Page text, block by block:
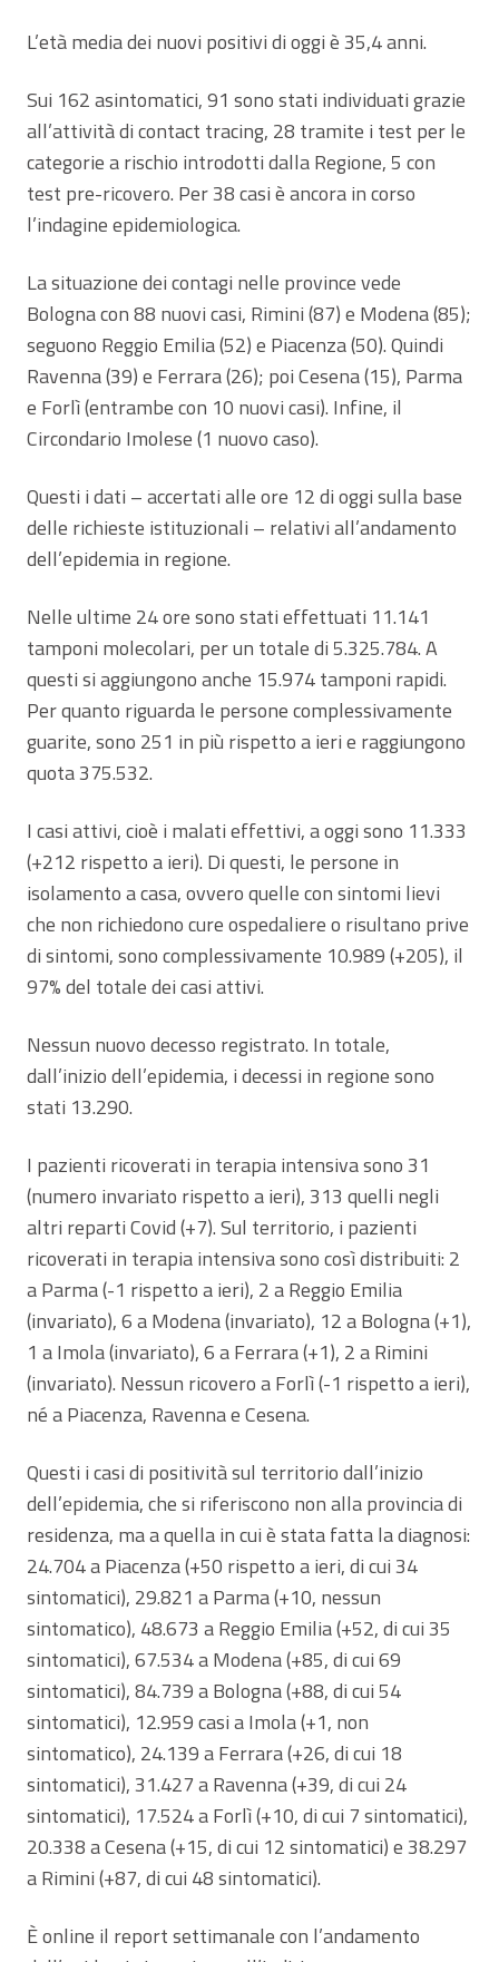
L’età media dei nuovi positivi di oggi è 35,4 anni.
Sui 162 asintomatici, 91 sono stati individuati grazie
all’attività di contact tracing, 28 tramite i test per le
categorie a rischio introdotti dalla Regione, 5 con
test pre-ricovero. Per 38 casi è ancora in corso
l’indagine epidemiologica.
La situazione dei contagi nelle province vede
Bologna con 88 nuovi casi, Rimini (87) e Modena (85);
seguono Reggio Emilia (52) e Piacenza (50). Quindi
Ravenna (39) e Ferrara (26); poi Cesena (15), Parma
e Forlì (entrambe con 10 nuovi casi). Infine, il
Circondario Imolese (1 nuovo caso).
Questi i dati – accertati alle ore 12 di oggi sulla base
delle richieste istituzionali – relativi all’andamento
dell’epidemia in regione.
Nelle ultime 24 ore sono stati effettuati 11.141
tamponi molecolari, per un totale di 5.325.784. A
questi si aggiungono anche 15.974 tamponi rapidi.
Per quanto riguarda le persone complessivamente
guarite, sono 251 in più rispetto a ieri e raggiungono
quota 375.532.
I casi attivi, cioè i malati effettivi, a oggi sono 11.333
(+212 rispetto a ieri). Di questi, le persone in
isolamento a casa, ovvero quelle con sintomi lievi
che non richiedono cure ospedaliere o risultano prive
di sintomi, sono complessivamente 10.989 (+205), il
97% del totale dei casi attivi.
Nessun nuovo decesso registrato. In totale,
dall’inizio dell’epidemia, i decessi in regione sono
stati 13.290.
I pazienti ricoverati in terapia intensiva sono 31
(numero invariato rispetto a ieri), 313 quelli negli
altri reparti Covid (+7). Sul territorio, i pazienti
ricoverati in terapia intensiva sono così distribuiti: 2
a Parma (-1 rispetto a ieri), 2 a Reggio Emilia
(invariato), 6 a Modena (invariato), 12 a Bologna (+1),
1 a Imola (invariato), 6 a Ferrara (+1), 2 a Rimini
(invariato). Nessun ricovero a Forlì (-1 rispetto a ieri),
né a Piacenza, Ravenna e Cesena.
Questi i casi di positività sul territorio dall’inizio
dell’epidemia, che si riferiscono non alla provincia di
residenza, ma a quella in cui è stata fatta la diagnosi:
24.704 a Piacenza (+50 rispetto a ieri, di cui 34
sintomatici), 29.821 a Parma (+10, nessun
sintomatico), 48.673 a Reggio Emilia (+52, di cui 35
sintomatici), 67.534 a Modena (+85, di cui 69
sintomatici), 84.739 a Bologna (+88, di cui 54
sintomatici), 12.959 casi a Imola (+1, non
sintomatico), 24.139 a Ferrara (+26, di cui 18
sintomatici), 31.427 a Ravenna (+39, di cui 24
sintomatici), 17.524 a Forlì (+10, di cui 7 sintomatici),
20.338 a Cesena (+15, di cui 12 sintomatici) e 38.297
a Rimini (+87, di cui 48 sintomatici).
È online il report settimanale con l’andamento